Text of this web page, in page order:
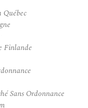
Finlande
Sans Ordonnance